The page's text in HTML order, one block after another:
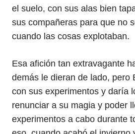
el suelo, con sus alas bien
sus compañeras para que no
cuando las cosas explotaban.
Esa afición tan extravagante
demás le dieran de lado, pero
con sus experimentos y daría
renunciar a su magia y poder
experimentos a cabo durante